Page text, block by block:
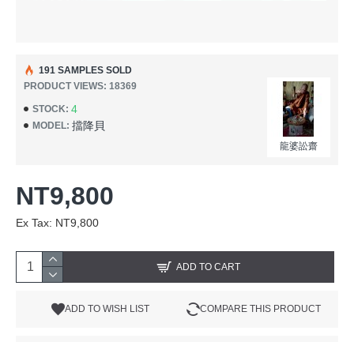
STOCK: 4
MODEL: 擋降貝
龍婆訟齋
191 SAMPLES SOLD
PRODUCT VIEWS: 18369
NT9,800
Ex Tax: NT9,800
ADD TO CART
ADD TO WISH LIST COMPARE THIS PRODUCT